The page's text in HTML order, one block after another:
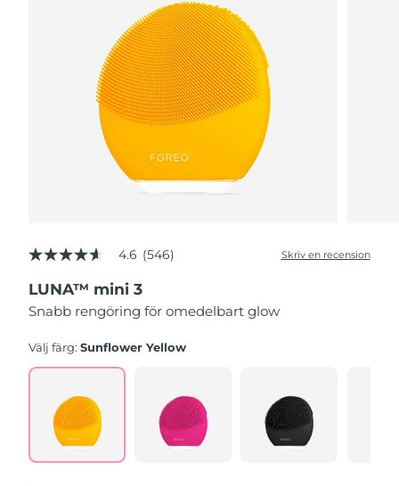
4.6
5
stjärnor,
genomsnittligt
Read
Reviews.
samma
sida.
4.6 (546) Skriv en recension
LUNA™ mini 3
Snabb rengöring för omedelbart glow
Välj färg:Sunflower Yellow